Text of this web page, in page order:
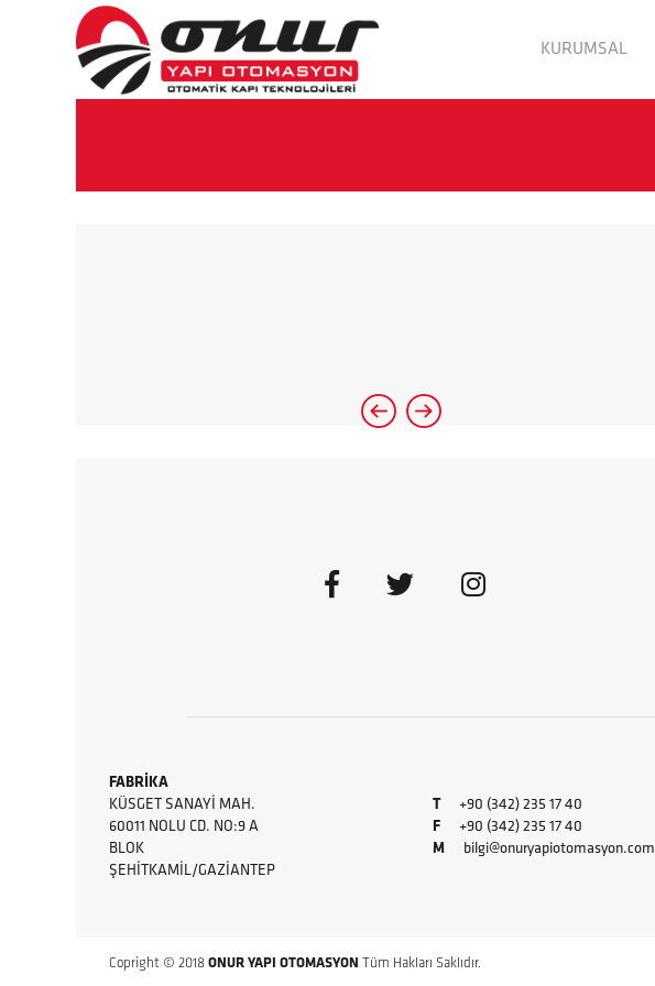
KURUMSAL
FABRİKA
KÜSGET SANAYI MAH.
60011 NOLU CD. NO:9 A
BLOK
ŞEHITKAMIL/GAZIANTEP
T
+90 (342) 235 17 40
F+90 (342) 235 17 40
M
bilgi@onuryapiotomasyon.com
Copright © 2018 ONUR YAPI OTOMASYON Tüm Hakları Saklıdır.